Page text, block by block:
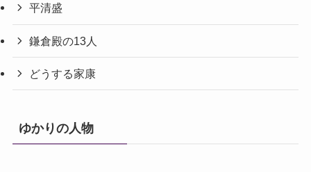
平清盛
鎌倉殿の13人
どうする家康
ゆかりの人物